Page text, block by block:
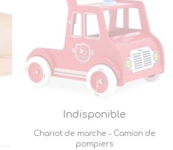
Indisponible
Chariot de marche - Camion de
pompiers